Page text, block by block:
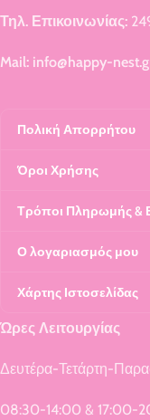
Τηλ. Επικοινωνίας:
Mail: info@happy-
Πολική Απορρήτου
Όροι Χρήσης
Τρόποι Πληρωμής &
Ο λογαριασμός μου
Χάρτης Ιστοσελίδας
Ώρες Λειτουργίας
Δευτέρα-Τετάρτη-
08:30-14:00 & 17:00-